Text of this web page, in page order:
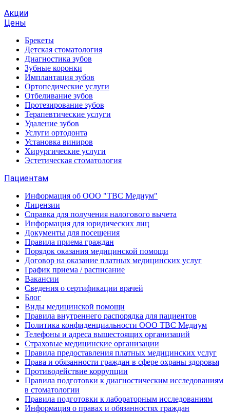
Акции
Цены
Брекеты
Детская стоматология
Диагностика зубов
Зубные коронки
Имплантация зубов
Ортопедические услуги
Отбеливание зубов
Протезирование зубов
Терапевтические услуги
Удаление зубов
Услуги ортодонта
Установка виниров
Хирургические услуги
Эстетическая стоматология
Пациентам
Информация об ООО "ТВС Медиум"
Лицензии
Справка для получения налогового вычета
Информация для юридических лиц
Документы для посещения
Правила приема граждан
Порядок оказания медицинской помощи
Договор на оказание платных медицинских услуг
График приема / расписание
Вакансии
Сведения о сертификации врачей
Блог
Виды медицинской помощи
Правила внутреннего распорядка для пациентов
Политика конфиденциальности ООО ТВС Медиум
Телефоны и адреса вышестоящих организаций
Страховые медицинские организации
Правила предоставления платных медицинских услуг
Права и обязанности граждан в сфере охраны здоровья
Противодействие коррупции
Правила подготовки к диагностическим исследованиям
в стоматологии
Правила подготовки к лабораторным исследованиям
Информация о правах и обязанностях граждан